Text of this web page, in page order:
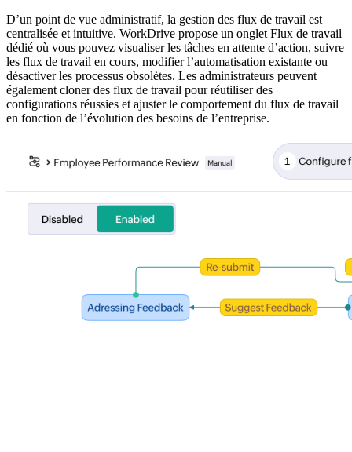
D’un point de vue administratif, la gestion des flux de travail est
centralisée et intuitive. WorkDrive propose un onglet Flux de travail
dédié où vous pouvez visualiser les tâches en attente d’action, suivre
les flux de travail en cours, modifier l’automatisation existante ou
désactiver les processus obsolètes. Les administrateurs peuvent
également cloner des flux de travail pour réutiliser des
configurations réussies et ajuster le comportement du flux de travail
en fonction de l’évolution des besoins de l’entreprise.